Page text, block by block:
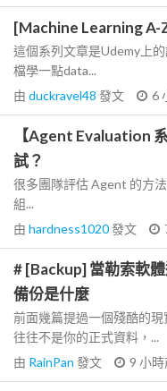
[Machine Learning A-
這個系列文章是Udemy上
檔學一點data...
由 duckravel48 發文 6
【Agent Evaluation
試？
很多團隊評估 Agent 的方
組...
由 hardness1020發文
# [Backup] 當勒索軟
備份是什麼
前面幾篇提過一個殘酷的
往往不是你的正式資料，...
由 RainPan 發文 9 小